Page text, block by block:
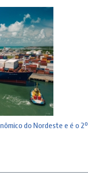
do Nordeste e é o 2º